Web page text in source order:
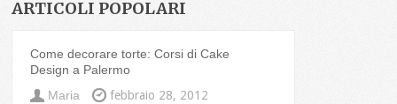
ARTICOLI POPOLARI
Come decorare torte: Corsi di Cake
Design a Palermo
Maria
febbraio 28, 2012